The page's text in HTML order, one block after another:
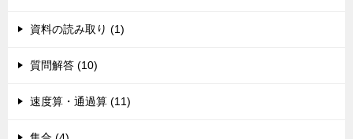
資料の読み取り (1)
質問解答 (10)
速度算・通過算 (11)